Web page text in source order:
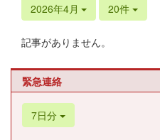
2026年4月 20件
記事がありません。
緊急連絡
7日分